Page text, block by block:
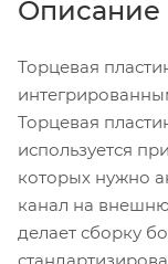
Описание
Торцевая
Торцевая
используется
которых нужно
канал на
делает сборку